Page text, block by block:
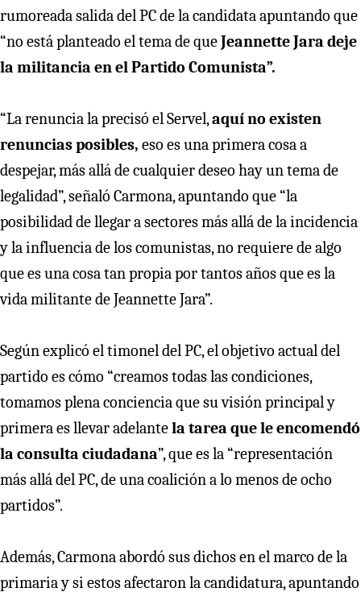
rumoreada salida del PC de la candidata apuntando que
“no está planteado el tema de queJeannette Jara deje
la militancia en el Partido Comunista”.
“La renuncia la precisó el Servel,aquí no existen
renuncias posibles, eso es una primera cosa a
despejar, más allá de cualquier deseo hay un tema de
legalidad”, señaló Carmona, apuntando que “la
posibilidad de llegar a sectores más allá de la incidencia
y la influencia de los comunistas, no requiere de algo
que es una cosa tan propia por tantos años que es la
vida militante de Jeannette Jara”.
Según explicó el timonel del PC, el objetivo actual del
partido es cómo “creamos todas las condiciones,
tomamos plena conciencia que su visión principal y
primera es llevar adelantela tarea que le encomendó
la consulta ciudadana”, que es la “representación
más allá del PC, de una coalición a lo menos de ocho
partidos”.
Además, Carmona abordó sus dichos en el marco de la
primaria y si estos afectaron la candidatura, apuntando